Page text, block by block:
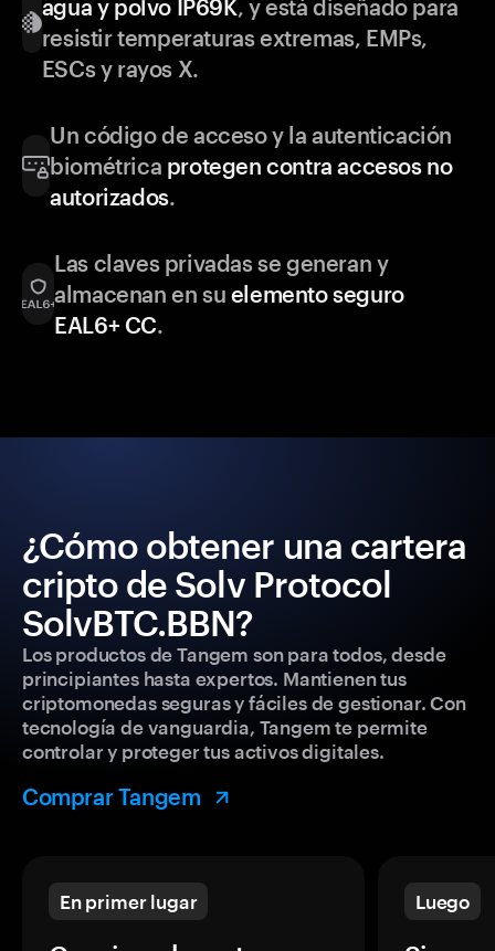
agua y polvo IP69K, y está diseñado para
resistir temperaturas extremas, EMPs,
ESCs y rayos X.
Un código de acceso y la autenticación
biométrica protegen contra accesos no
autorizados.
Las claves privadas se generan y
almacenan en su elemento seguro
EAL6+ CC.
¿Cómo obtener una cartera
cripto de Solv Protocol
SolvBTC.BBN?
Los productos de Tangem son para todos, desde
principiantes hasta expertos. Mantienen tus
criptomonedas seguras y fáciles de gestionar. Con
tecnología de vanguardia, Tangem te permite
controlar y proteger tus activos digitales.
Comprar Tangem
En primer lugar Luego